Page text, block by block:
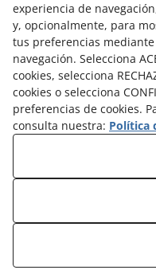
TÉRMINOS Y
CAMBIOS
© 08/2026 EL VINT -
experiencia de
y, opcionalmente, para
tus preferencias
navegación. Selecciona
cookies, selecciona
cookies o selecciona
preferencias de cookies.
consulta nuestra: Política